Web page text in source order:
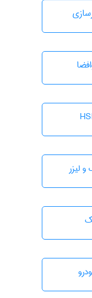
لیزر